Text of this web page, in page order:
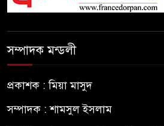
সম্পাদক মন্ডলী
প্রকাশক : মিয়া মাসুদ
সম্পাদক : শামসুল ইসলাম